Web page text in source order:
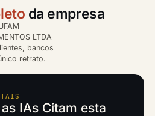
da empresa
LTDA
bancos
retrato.
IAs Citam esta